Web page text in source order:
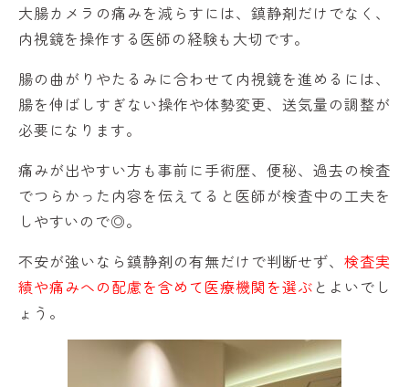
大腸カメラの痛みを減らすには、鎮静剤だけでなく、
内視鏡を操作する医師の経験も大切です。
腸の曲がりやたるみに合わせて内視鏡を進めるには、
腸を伸ばしすぎない操作や体勢変更、送気量の調整が
必要になります。
痛みが出やすい方も事前に手術歴、便秘、過去の検査
でつらかった内容を伝えてると医師が検査中の工夫を
しやすいので◎。
不安が強いなら鎮静剤の有無だけで判断せず、検査実
績や痛みへの配慮を含めて医療機関を選ぶ とよいでし
ょう。